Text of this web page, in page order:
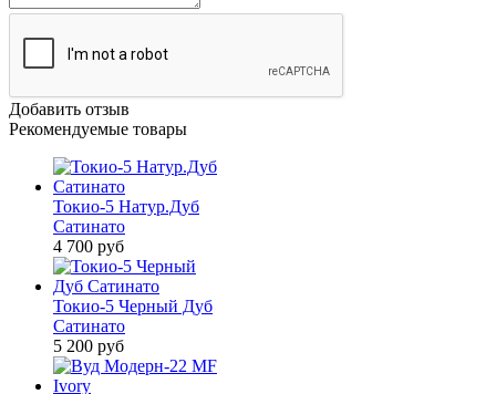
Добавить отзыв
Рекомендуемые товары
Токио-5 Натур.Дуб
Сатинато
4 700 руб
Токио-5 Черный Дуб
Сатинато
5 200 руб